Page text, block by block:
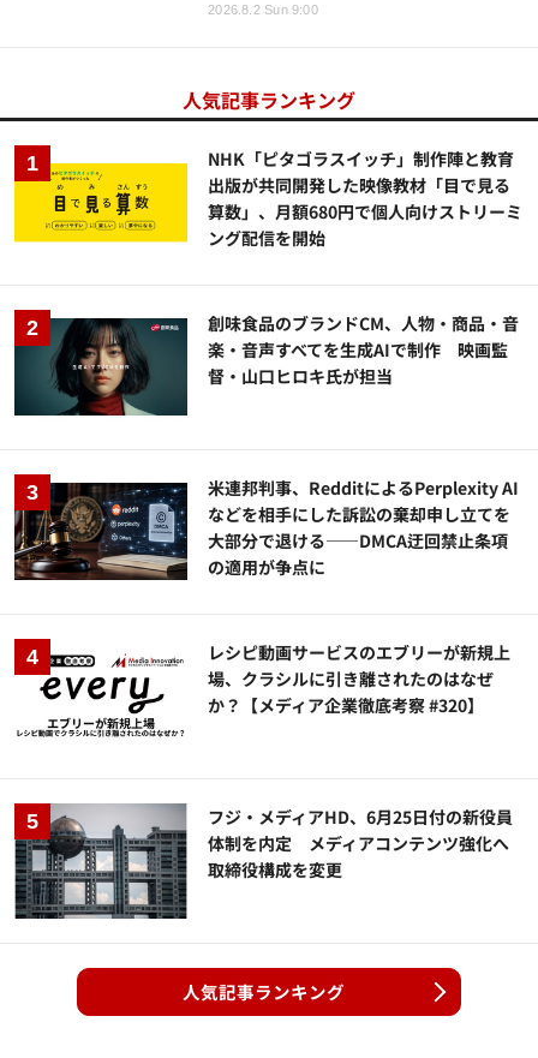
2026.8.2 Sun 9:00
人気記事ランキング
NHK「ピタゴラスイッチ」制作陣と教育
出版が共同開発した映像教材「目で見る
算数」、月額680円で個人向けストリーミ
ング配信を開始
創味食品のブランドCM、人物・商品・音
楽・音声すべてを生成AIで制作 映画監
督・山口ヒロキ氏が担当
米連邦判事、RedditによるPerplexity AI
などを相手にした訴訟の棄却申し立てを
大部分で退ける——DMCA迂回禁止条項
の適用が争点に
レシピ動画サービスのエブリーが新規上
場、クラシルに引き離されたのはなぜ
か？【メディア企業徹底考察 #320】
フジ・メディアHD、6月25日付の新役員
体制を内定 メディアコンテンツ強化へ
取締役構成を変更
人気記事ランキング